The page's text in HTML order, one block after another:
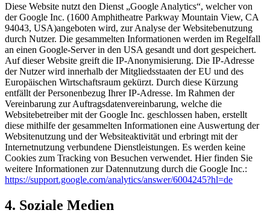
Diese Website nutzt den Dienst „Google Analytics“, welcher von
der Google Inc. (1600 Amphitheatre Parkway Mountain View, CA
94043, USA)angeboten wird, zur Analyse der Websitebenutzung
durch Nutzer. Die gesammelten Informationen werden im Regelfall
an einen Google-Server in den USA gesandt und dort gespeichert.
Auf dieser Website greift die IP-Anonymisierung. Die IP-Adresse
der Nutzer wird innerhalb der Mitgliedsstaaten der EU und des
Europäischen Wirtschaftsraum gekürzt. Durch diese Kürzung
entfällt der Personenbezug Ihrer IP-Adresse. Im Rahmen der
Vereinbarung zur Auftragsdatenvereinbarung, welche die
Websitebetreiber mit der Google Inc. geschlossen haben, erstellt
diese mithilfe der gesammelten Informationen eine Auswertung der
Websitenutzung und der Websiteaktivität und erbringt mit der
Internetnutzung verbundene Dienstleistungen. Es werden keine
Cookies zum Tracking von Besuchen verwendet. Hier finden Sie
weitere Informationen zur Datennutzung durch die Google Inc.:
https://support.google.com/analytics/answer/6004245?hl=de
4. Soziale Medien